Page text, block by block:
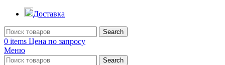
Доставка
Search
0 items Цена по запросу
Меню
Search